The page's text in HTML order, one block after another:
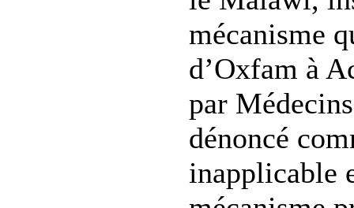
mécanisme
d’Oxfam à
par
dénoncé
inapplicable